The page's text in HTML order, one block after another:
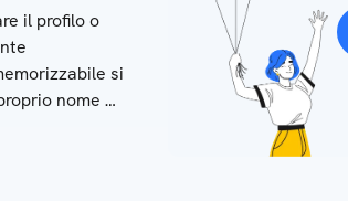
il profilo o
si
nome o